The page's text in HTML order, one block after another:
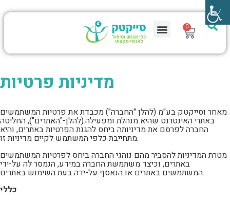
0
מדיניות פרטיות
מאחר וסייקטק בע"מ (להלן "החברה") מכבדת את פרטיות המשתמשים
באתרי האינטרנט שהיא מנהלת ומפעילה.(להלן-"האתרים"), החליטה
החברה לפרסם את מדיניותה ביחס להגנת הפרטיות באתרים, והיא
מתחייבת כלפי המשתמש לקיים מדיניות זו.
מטרת המדיניות להסביר מהם נוהגי החברה ביחס לפרטיות המשתמשים
באתרים, וכיצד משתמשת החברה במידע, הנמסר לה על-ידי
המשתמשים באתרים או הנאסף על-ידה בעת השימוש באתרים.
כללי